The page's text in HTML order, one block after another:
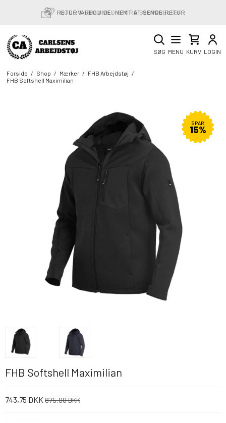
RETURVAREGUIDE: NEMT AT SENDE RETUR
SØG MENU KURV LOGIN
Forside / Shop / Mærker / FHB Arbejdstøj /
FHB Softshell Maximilian
SPAR
15%
FHB Softshell Maximilian
743,75 DKK 875,00 DKK